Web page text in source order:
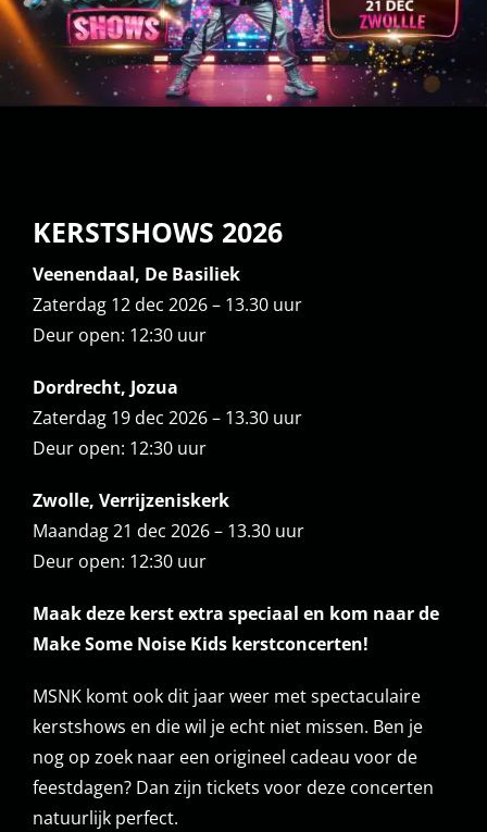
KERSTSHOWS 2026
Veenendaal, De Basiliek
Zaterdag 12 dec 2026 – 13.30 uur
Deur open: 12:30 uur
Dordrecht, Jozua
Zaterdag 19 dec 2026– 13.30 uur
Deur open: 12:30 uur
Zwolle, Verrijzeniskerk
Maandag21 dec 2026– 13.30 uur
Deur open: 12:30 uur
Maak deze kerst extra speciaal en kom naar de
Make Some Noise Kids kerstconcerten!
MSNK komt ook dit jaar weer met spectaculaire
kerstshows en die wil je echt niet missen. Ben je
nog op zoek naar een origineel cadeau voor de
feestdagen? Dan zijn tickets voor deze concerten
natuurlijk perfect.